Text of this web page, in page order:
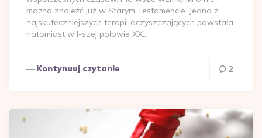
można znaleźć już w Starym Testamencie. Jedna z
najskuteczniejszych terapii oczyszczających powstała
natomiast w I-szej połowie XX…
Kontynuuj czytanie 2